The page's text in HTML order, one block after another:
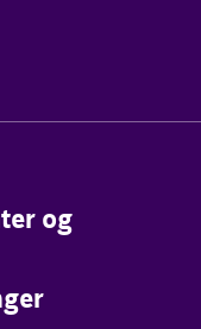
og